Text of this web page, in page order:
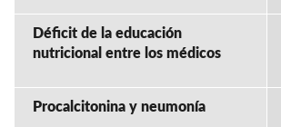
Déficit de la educación
nutricional entre los médicos
Procalcitonina y neumonía